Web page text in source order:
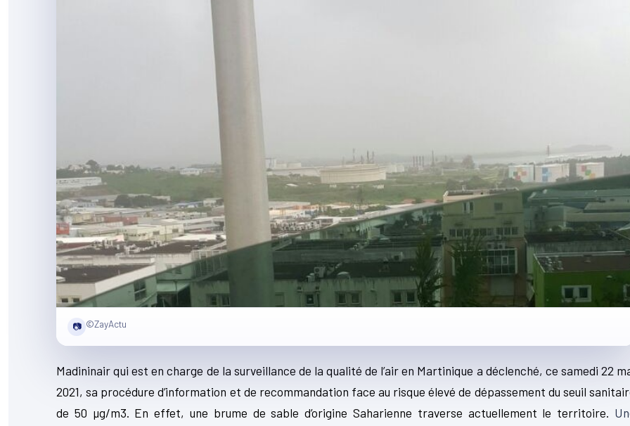
📷 ©ZayActu
Madininair qui est en charge de la surveillance de la qualité de l’air en Martinique a déclenché, ce samedi 22
2021, sa procédure d’information et de recommandation face au risque élevé de dépassement du seuil
de 50 µg/m3. En effet, une brume de sable d’origine Saharienne traverse actuellement le territoire.